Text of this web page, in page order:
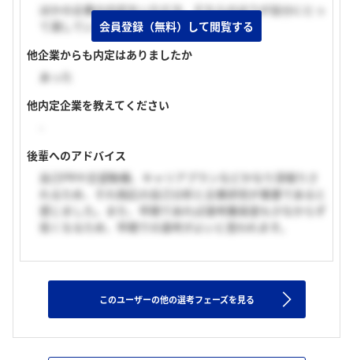
ほかの企業の内定をいただき、そちらのほうが自分にとっ
て適していると判断したため。
他企業からも内定はありましたか
あった
他内定企業を教えてください
後輩へのアドバイス
自己PRや志望動機、キャリアプランなどかなり深堀りさ
れるため、それ相応の自己分析と企業研究が重要であると
感じました。また、早期であれば選考難易度も少なからず
低くなるため、早期での選考がよいと思われます。
会員登録（無料）して閲覧する
このユーザーの他の選考フェーズを見る